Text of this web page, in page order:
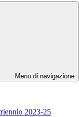
Menu di navigazione
2023-25